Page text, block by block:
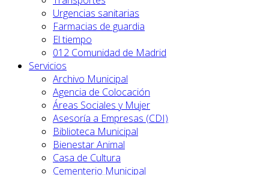
Urgencias sanitarias
Farmacias de guardia
El tiempo
012 Comunidad de Madrid
Servicios
Archivo Municipal
Agencia de Colocación
Áreas Sociales y Mujer
Asesoría a Empresas (CDI)
Biblioteca Municipal
Bienestar Animal
Casa de Cultura
Cementerio Municipal